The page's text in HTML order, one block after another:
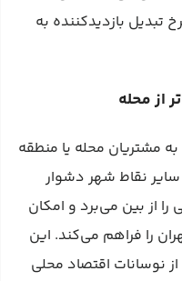
بازدیدکننده به
از محله
مشتریان محله یا منطقه
نقاط شهر دشوار
از بین می‌برد و امکان
تمام مناطق ۲۲ گانه تهران را فراهم می‌کند. این
نوسانات اقتصاد محلی